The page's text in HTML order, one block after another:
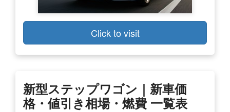
Click to visit
新型ステップワゴン｜新車価
格・値引き相場・燃費 一覧表